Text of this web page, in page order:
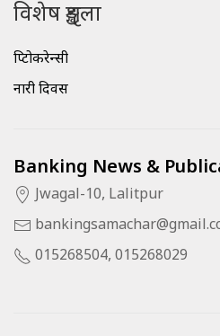
विशेष शृङ्खला
क्रिप्टोकरेन्सी
नारी दिवस
Banking News &
Jwagal-10, Lalitpur
015268504, 015268029